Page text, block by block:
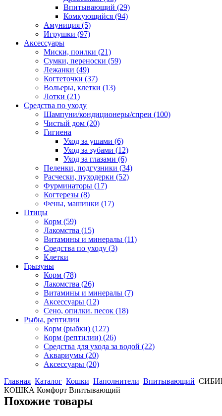
Впитывающий (29)
Комкующийся (94)
Амуниция (5)
Игрушки (97)
Аксессуары
Миски, поилки (21)
Сумки, переноски (59)
Лежанки (49)
Когтеточки (37)
Вольеры, клетки (13)
Лотки (21)
Средства по уходу
Шампуни/кондиционеры/спреи (100)
Чистый дом (20)
Гигиена
Уход за ушами (6)
Уход за зубами (12)
Уход за глазами (6)
Пеленки, подгузники (34)
Расчески, пуходерки (52)
Фурминаторы (17)
Когтерезы (8)
Фены, машинки (17)
Птицы
Корм (59)
Лакомства (15)
Витамины и минералы (11)
Средства по уходу (3)
Клетки
Грызуны
Корм (78)
Лакомства (26)
Витамины и минералы (7)
Аксессуары (12)
Сено, опилки. песок (18)
Рыбы, рептилии
Корм (рыбки) (127)
Корм (рептилии) (26)
Средства для ухода за водой (22)
Аквариумы (20)
Аксессуары (20)
Главная Каталог Кошки Наполнители Впитывающий
КОШКА Комфорт Впитывающий
Похожие товары